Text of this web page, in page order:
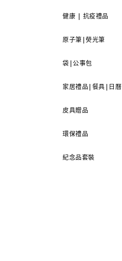
健康 | 抗疫禮品
原子筆|熒光筆
袋|公事包
家居禮品|餐具|日曆
皮具贈品
環保禮品
紀念品套裝